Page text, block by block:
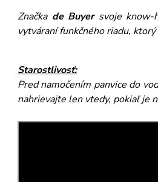
Značka de Buyer svoje know-
vytváraní funkčného riadu,
Starostlivosť:
Pred namočením panvice do
nahrievajte len vtedy, pokiaľ je